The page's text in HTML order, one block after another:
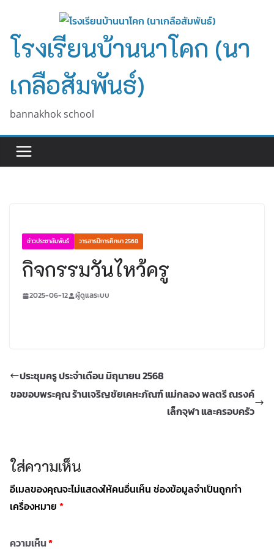
content
โรงเรียนบ้านนาโคก (นา
เกลือสัมพันธ์)
bannakhok school
ข่าวประชาสัมพันธ์ วารสารปีการศึกษา 2568
กิจกรรมวันไหว้ครู
2025-06-12 ผู้ดูแลระบบ
ประชุมครู ประจำเดือน มิถุนายน 2568
ขอขอบพระคุณ ร้านเจริญชัยเคหะภัณฑ์ แม่กลอง พลตรี ณรงค์
เล็กจุฬา และครอบครัว
ใส่ความเห็น
อีเมลของคุณจะไม่แสดงให้คนอื่นเห็น ช่องข้อมูลจำเป็นถูกทำ
เครื่องหมาย *
ความเห็น*